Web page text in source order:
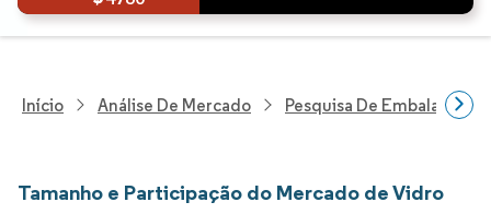
Início Análise De Mercado Pesquisa De Embalagens
Tamanho e Participação do Mercado de Vidro